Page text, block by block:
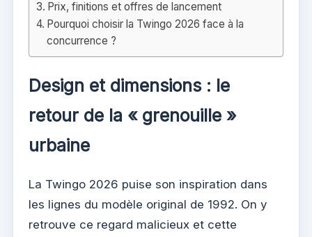
Prix, finitions et offres de lancement
Pourquoi choisir la Twingo 2026 face à la
concurrence ?
Design et dimensions : le
retour de la « grenouille »
urbaine
La Twingo 2026 puise son inspiration dans
les lignes du modèle original de 1992. On y
retrouve ce regard malicieux et cette